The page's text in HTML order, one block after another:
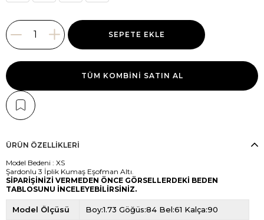
TÜM KOMBINI SATIN AL
ÜRÜN ÖZELLIKLERI
Model Bedeni : XS
Şardonlu 3 İplik Kumaş Eşofman Altı.
SİPARİŞİNİZİ VERMEDEN ÖNCE GÖRSELLERDEKİ BEDEN
TABLOSUNU İNCELEYEBİLİRSİNİZ.
Model Ölçüsü Boy:1.73 Göğüs:84 Bel:61 Kalça:90